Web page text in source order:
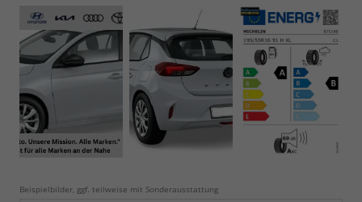
Beispielbilder, ggf. teilweise mit Sonderausstattung